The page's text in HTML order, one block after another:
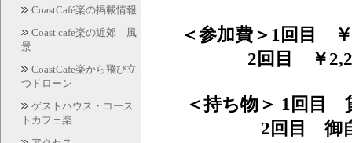
CoastCafé楽の掲載情報
Coast cafe楽の近郊 風
景
CoastCafe楽から飛び立
つドローン
ゲストハウス・コース
トカフェ楽
＜参加費＞1回目
2回目 ￥2,200
＜持ち物＞ 1回目
2回目 御自分の